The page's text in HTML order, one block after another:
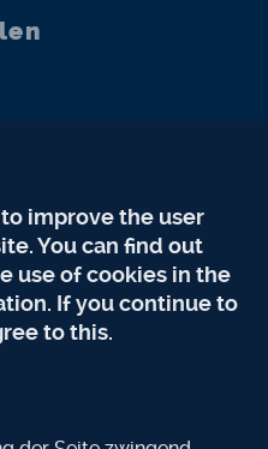
improve the user
You can find out
use of cookies in the
If you continue to
to this.